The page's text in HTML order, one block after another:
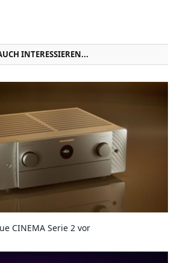
INTERESSIEREN...
CINEMA Serie 2 vor